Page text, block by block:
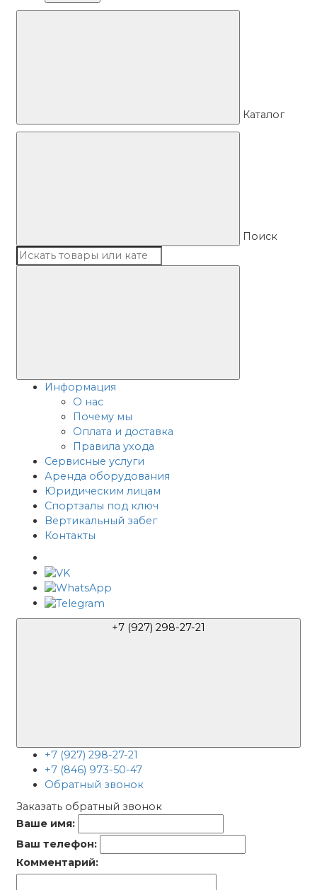
Каталог
Поиск
Информация
О нас
Почему мы
Оплата и доставка
Правила ухода
Сервисные услуги
Аренда оборудования
Юридическим лицам
Спортзалы под ключ
Вертикальный забег
Контакты
+7 (927) 298-27-21
+7 (846) 973-50-47
Обратный звонок
Заказать обратный звонок
Ваше имя:
Ваш телефон:
Комментарий: